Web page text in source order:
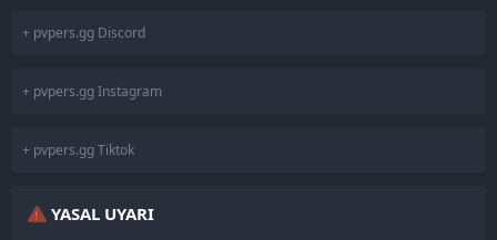
+ pvpers.gg Discord
+ pvpers.gg Instagram
+ pvpers.gg Tiktok
YASAL UYARI